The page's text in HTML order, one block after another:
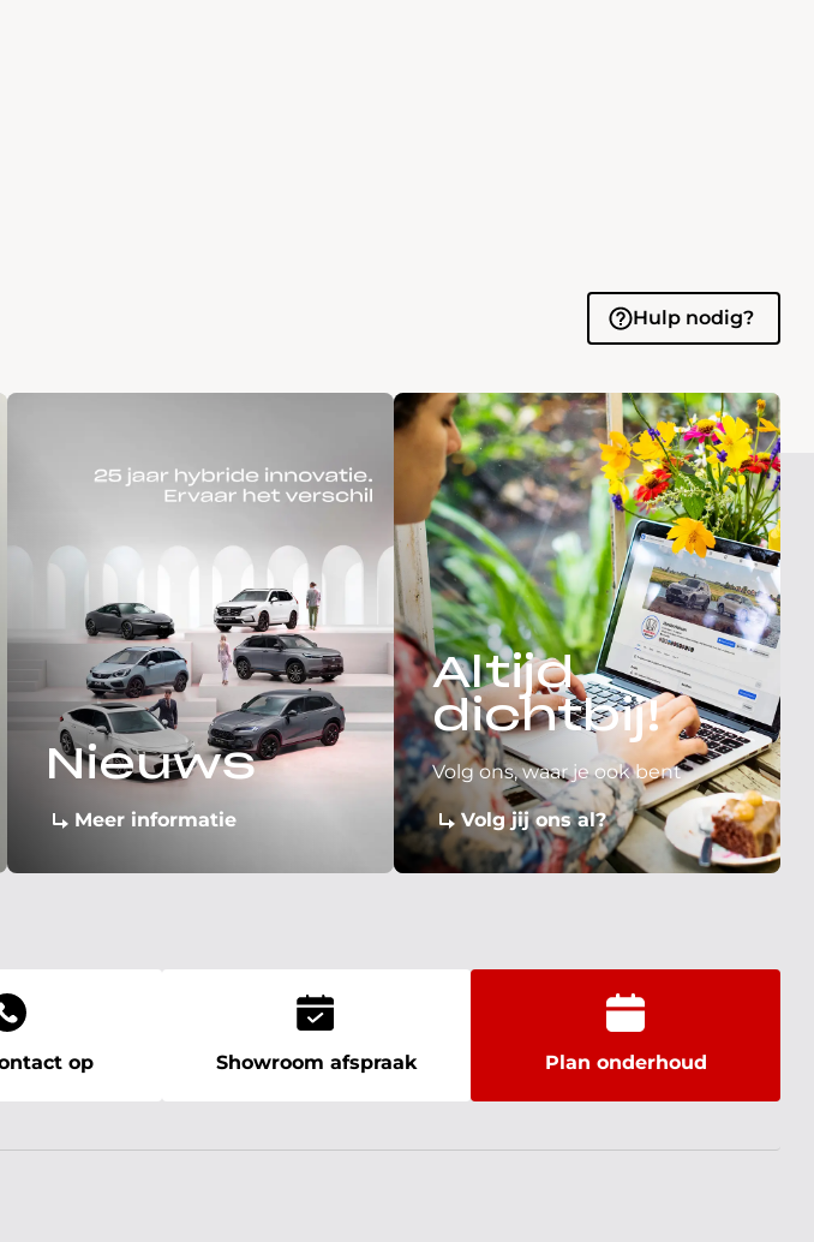
Hulp nodig?
Nieuws
Meer informatie
Altijd
dichtbij!
Volg ons, waar je ook bent
Volg jij ons al?
op Showroom afspraak Plan onderhoud